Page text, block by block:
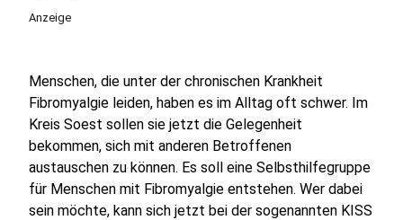
Anzeige
Menschen, die unter der chronischen Krankheit
Fibromyalgie leiden, haben es im Alltag oft schwer. Im
Kreis Soest sollen sie jetzt die Gelegenheit
bekommen, sich mit anderen Betroffenen
austauschen zu können. Es soll eine Selbsthilfegruppe
für Menschen mit Fibromyalgie entstehen. Wer dabei
sein möchte, kann sich jetzt bei der sogenannten KISS